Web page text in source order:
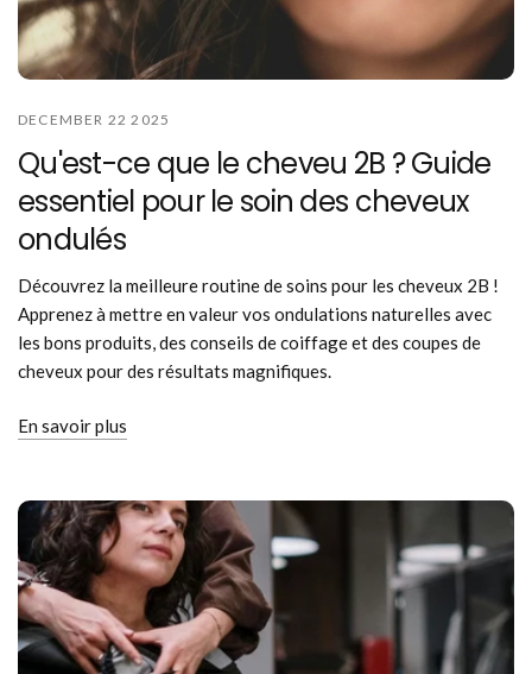
DECEMBER 22 2025
Qu'est-ce que le cheveu 2B ? Guide
essentiel pour le soin des cheveux
ondulés
Découvrez la meilleure routine de soins pour les cheveux 2B !
Apprenez à mettre en valeur vos ondulations naturelles avec
les bons produits, des conseils de coiffage et des coupes de
cheveux pour des résultats magnifiques.
En savoir plus